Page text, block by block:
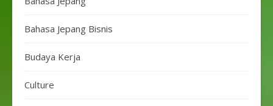
Bahasa Jepang Bisnis
Budaya Kerja
Culture